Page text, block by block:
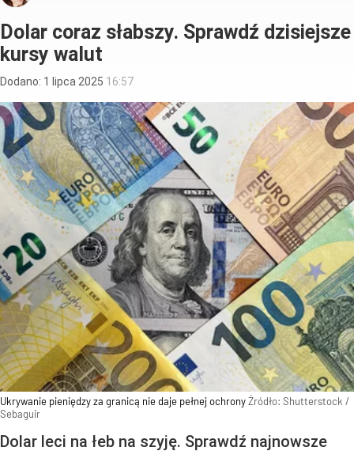
Dolar coraz słabszy. Sprawdź dzisiejsze
kursy walut
Dodano: 1 lipca 2025 16:57
Ukrywanie pieniędzy za granicą nie daje pełnej ochronyŹródło: Shutterstock /
Sebaguir
Dolar leci na łeb na szyję. Sprawdź najnowsze